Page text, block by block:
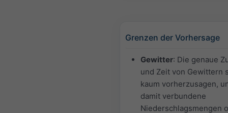
Grenzen der Vorhersage
Gewitter: Die genaue
und Zeit von Gewittern
kaum vorherzusagen,
damit verbundene
Niederschlagsmengen